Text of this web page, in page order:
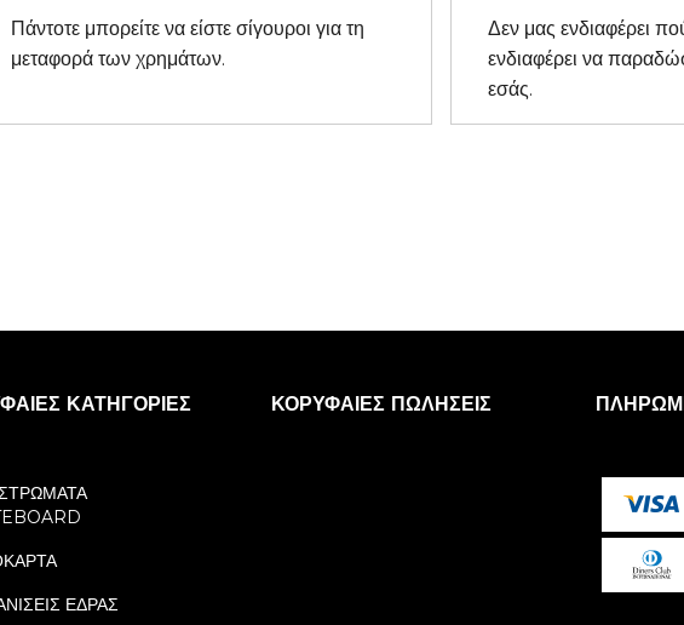
Πάντοτε μπορείτε να είστε σίγουροι για τη
μεταφορά των χρημάτων.
Δεν μας ενδιαφέρει
ενδιαφέρει να
εσάς.
ΚΑΤΗΓΟΡΊΕΣ
ΕΔΡΑΣ
ΚΟΡΥΦΑΊΕΣ ΠΩΛΉΣΕΙΣ